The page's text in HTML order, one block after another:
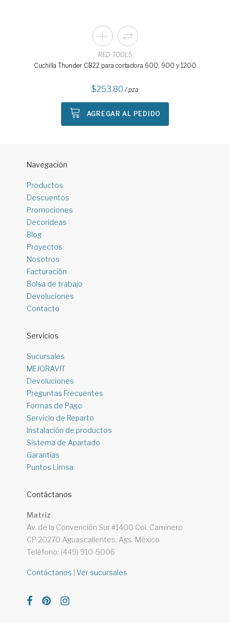
RED TOOLS
Cuchilla Thunder CB22 para cortadora 600, 900 y 1200
253.80 / pza
AGREGAR AL PEDIDO
Navegación
Productos
Descuentos
Promociones
Decorideas
Blog
Proyectos
Nosotros
Facturación
Bolsa de trabajo
Devoluciones
Contacto
Servicios
Sucursales
MEJORAVIT
Devoluciones
Preguntas Frecuentes
Formas de Pago
Servicio de Reparto
Instalación de productos
Sistema de Apartado
Garantías
Puntos Limsa
Contáctanos
Matriz
Av. de la Convención Sur #1400 Col. Caminero
CP 20270 Aguascalientes, Ags. México
Teléfono: (449) 910-5006
Contáctanos |Ver sucursales